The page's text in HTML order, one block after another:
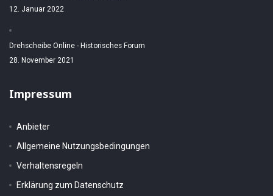
12. Januar 2022
Drehscheibe Online - Historisches Forum
28. November 2021
Impressum
Anbieter
Allgemeine Nutzungsbedingungen
Verhaltensregeln
Erklärung zum Datenschutz